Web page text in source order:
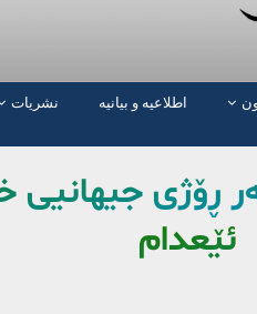
اطلاعیه و بیانیه نشریات
١٠ ئۆکتۆبەر
ئێعدام